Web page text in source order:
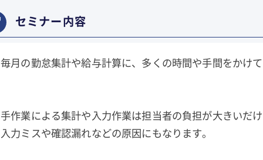
セミナー内容
毎月の勤怠集計や給与計算に、多くの時間や手間をかけて
手作業による集計や入力作業は担当者の負担が大きいだけ
入力ミスや確認漏れなどの原因にもなります。